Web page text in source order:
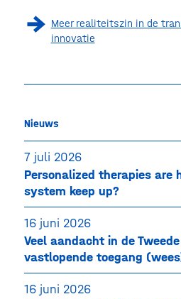
Meer realiteitszin in de
innovatie
Nieuws
7 juli 2026
Personalized therapies are
system keep up?
16 juni 2026
Veel aandacht in de
vastlopende toegang
16 juni 2026